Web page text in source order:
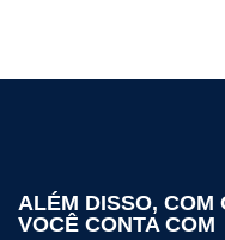
ALÉM DISSO, COM
VOCÊ CONTA COM